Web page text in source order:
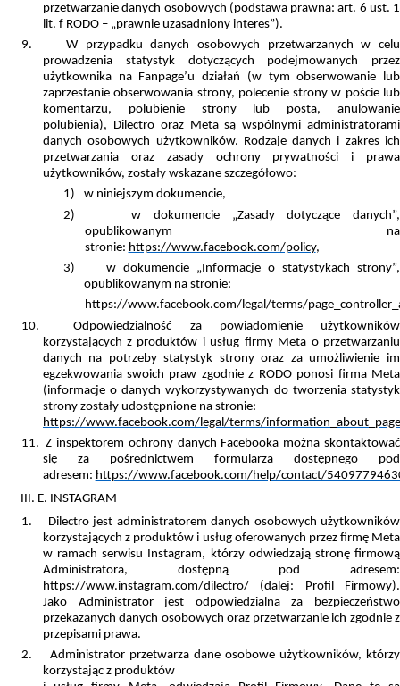
przetwarzanie danych osobowych (podstawa prawna: art. 6 ust. 1
lit. f RODO – „prawnie uzasadniony interes”).
9.
W przypadku danych osobowych przetwarzanych w celu
prowadzenia statystyk dotyczących podejmowanych przez
użytkownika na Fanpage’u działań (w tym obserwowanie lub
zaprzestanie obserwowania strony, polecenie strony w poście lub
komentarzu, polubienie strony lub posta, anulowanie
polubienia), Dilectro oraz Meta są wspólnymi administratorami
danych osobowych użytkowników. Rodzaje danych i zakres ich
przetwarzania oraz zasady ochrony prywatności i prawa
użytkowników, zostały wskazane szczegółowo:
1)
w niniejszym dokumencie,
2)
w dokumencie „Zasady dotyczące danych”,
opublikowanym na
stronie: https://www.facebook.com/policy,
3)
w dokumencie „Informacje o statystykach strony”,
opublikowanym na stronie:
https://www.facebook.com/legal/terms/
10.
Odpowiedzialność za powiadomienie użytkowników
korzystających z produktów i usług firmy Meta o przetwarzaniu
danych na potrzeby statystyk strony oraz za umożliwienie im
egzekwowania swoich praw zgodnie z RODO ponosi firma Meta
(informacje o danych wykorzystywanych do tworzenia statystyk
strony zostały udostępnione na stronie:
https://www.facebook.com/legal/terms/
11. Z inspektorem ochrony danych Facebooka można skontaktować
się za pośrednictwem formularza dostępnego pod
adresem: https://www.facebook.com/help/contact/
III. E. INSTAGRAM
1.
Dilectrojest administratorem danych osobowych użytkowników
korzystających z produktów i usług oferowanych przez firmę Meta
w ramach serwisu Instagram, którzy odwiedzają stronę firmową
Administratora, dostępną pod adresem:
https://www.instagram.com/dilectro/ (dalej: Profil Firmowy).
Jako Administrator jest odpowiedzialna za bezpieczeństwo
przekazanych danych osobowych oraz przetwarzanie ich zgodnie z
przepisami prawa.
2.
Administrator przetwarza dane osobowe użytkowników, którzy
korzystając z produktów